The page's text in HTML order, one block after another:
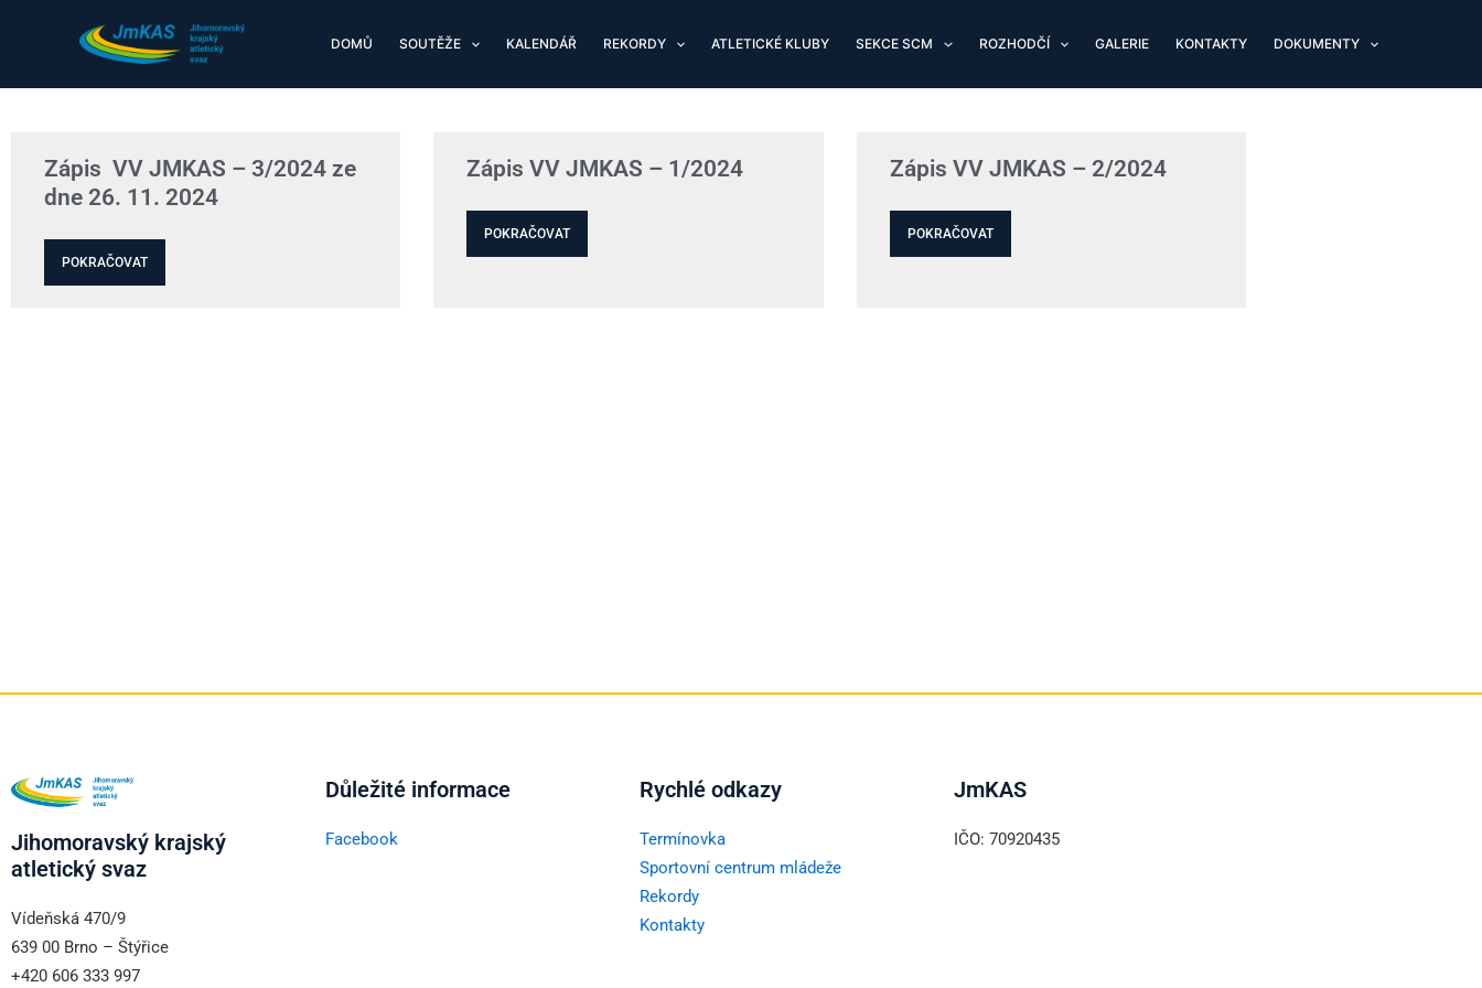
DOMŮ SOUTĚŽE KALENDÁŘ REKORDY ATLETICKÉ KLUBY SEKCE SCM ROZHODČÍ GALERIE KONTAKTY DOKUMENTY
Zápis VV JMKAS – 3/2024 ze
dne 26. 11. 2024
POKRAČOVAT
Zápis VV JMKAS – 1/2024
POKRAČOVAT
Zápis VV JMKAS – 2/2024
POKRAČOVAT
Jihomoravský krajský
atletický svaz
Vídeňská 470/9
639 00 Brno – Štýřice
+420 606 333 997
Důležité informace
Facebook
Rychlé odkazy
Termínovka
Sportovní centrum mládeže
Rekordy
Kontakty
JmKAS
IČO: 70920435